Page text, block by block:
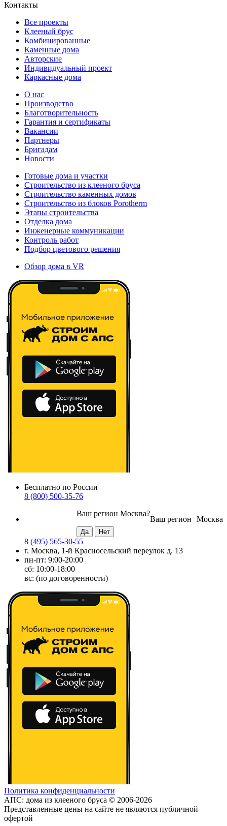
Контакты
Все проекты
Клееный брус
Комбинированные
Каменные дома
Авторские
Индивидуальный проект
Каркасные дома
О нас
Производство
Благотворительность
Гарантия и сертификаты
Вакансии
Партнеры
Бригадам
Новости
Готовые дома и участки
Строительство из клееного бруса
Строительство каменных домов
Строительство из блоков Porotherm
Этапы строительства
Отделка дома
Инженерные коммуникации
Контроль работ
Подбор цветового решения
Обзор дома в VR
Бесплатно по России
8 (800) 500-35-76
Москва
Ваш регион
Ваш регион Москва?
8 (495) 565-30-55
г. Москва, 1-й Красносельский переулок д. 13
пн-пт: 9:00-20:00
сб: 10:00-18:00
вс: (по договоренности)
Политика конфиденциальности
АПС: дома из клееного бруса © 2006-2026
Представленные цены на сайте не являются публичной
офертой